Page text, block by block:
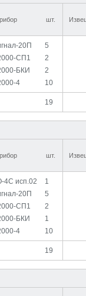
шт.
20П
5
СП1
2
БКИ
2
4
10
19
шт.
4С исп.02
1
20П
5
СП1
2
БКИ
1
4
10
19